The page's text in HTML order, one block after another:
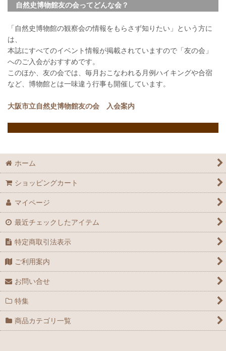
自然史博物館友の会ってどんな会？
「自然史博物館の観察会の情報をもらさず知りたい」という方に
は、
本誌にすべてのイベント情報が掲載されていますので「友の会」
へのご入会がおすすめです。
このほか、友の会では、毎月おこなわれる月例ハイキングや合宿
など、博物館とは一味違う行事も開催しています。
大阪市立自然史博物館友の会 入会案内
ホーム
ショッピングカート
マイページ
最近チェックしたアイテム
特定商取引法表示
ご利用案内
お問い合せ
特集
商品カテゴリ一覧